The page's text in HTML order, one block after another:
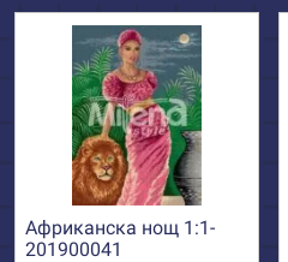
Африканска нощ 1:1-
201900041